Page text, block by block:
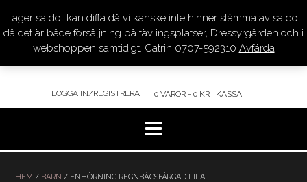
DRESSYR.COM
KVALITET – KOMPETENS – SERVICE
LOGGA IN/REGISTRERA 0 VAROR - 0 KR KASSA
HEM / BARN / ENHÖRNING REGNBÅGSFÄRGAD LILA
Lager saldot kan diffa då vi kanske inte hinner stämma av saldot
då det är både försäljning på tävlingsplatser, Dressyrgården och i
webshoppen samtidigt. Catrin 0707-592310 Avfärda